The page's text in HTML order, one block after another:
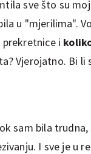
sve što su
u "mjerilima".
i
Vjerojatno. Bi li
sam bila
I sve je u